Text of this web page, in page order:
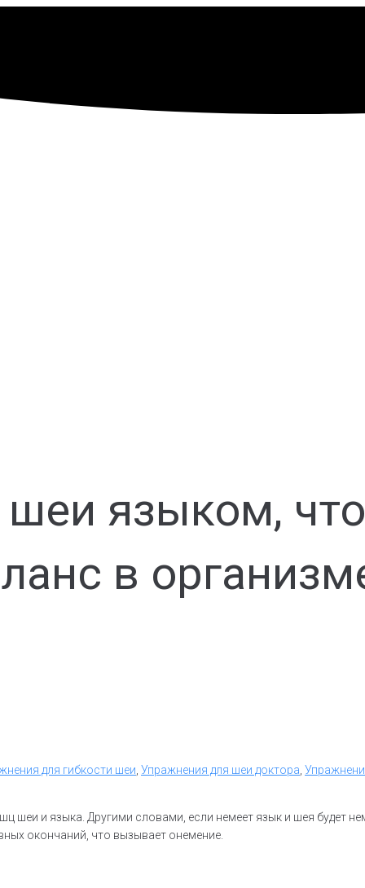
языком,
в
для гибкости шеи Упражнения для шеи доктора
шеи и языка. Другими словами, если немеет язык и шея будет
окончаний, что вызывает онемение.